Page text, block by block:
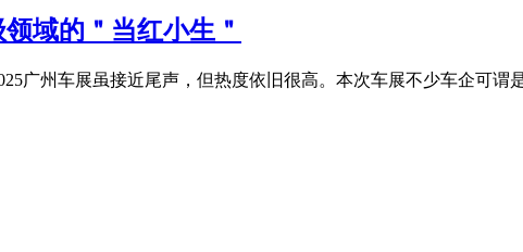
域的＂当红小生＂
广州车展虽接近尾声，但热度依旧很高。本次车展不少车企可